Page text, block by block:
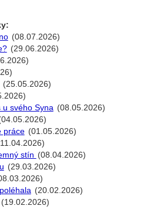
(08.07.2026)
(29.06.2026)
(25.05.2026)
u svého Syna (08.05.2026)
práce (01.05.2026)
stín (08.04.2026)
(29.03.2026)
(20.02.2026)
(19.02.2026)